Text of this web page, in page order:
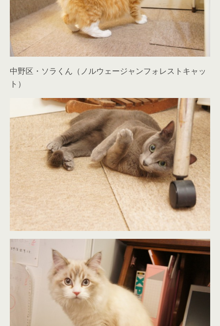
中野区・ソラくん（ノルウェージャンフォレストキャッ
ト）